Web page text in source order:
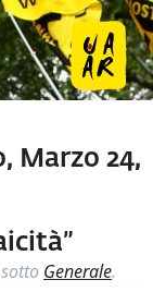
Marzo 24,
sotto Generale.